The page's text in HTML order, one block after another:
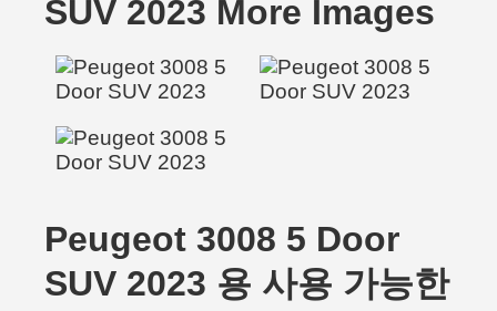
SUV 2023 More Images
Peugeot 3008 5 Door
SUV 2023 용 사용 가능한